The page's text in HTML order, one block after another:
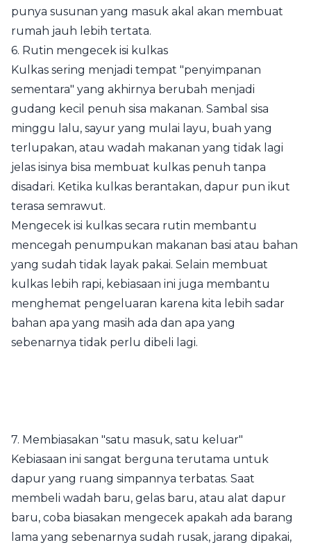
punya susunan yang masuk akal akan membuat
rumah jauh lebih tertata.
6. Rutin mengecek isi kulkas
Kulkas sering menjadi tempat "penyimpanan
sementara" yang akhirnya berubah menjadi
gudang kecil penuh sisa makanan. Sambal sisa
minggu lalu, sayur yang mulai layu, buah yang
terlupakan, atau wadah makanan yang tidak lagi
jelas isinya bisa membuat kulkas penuh tanpa
disadari. Ketika kulkas berantakan, dapur pun ikut
terasa semrawut.
Mengecek isi kulkas secara rutin membantu
mencegah penumpukan makanan basi atau bahan
yang sudah tidak layak pakai. Selain membuat
kulkas lebih rapi, kebiasaan ini juga membantu
menghemat pengeluaran karena kita lebih sadar
bahan apa yang masih ada dan apa yang
sebenarnya tidak perlu dibeli lagi.
7. Membiasakan "satu masuk, satu keluar"
Kebiasaan ini sangat berguna terutama untuk
dapur yang ruang simpannya terbatas. Saat
membeli wadah baru, gelas baru, atau alat dapur
baru, coba biasakan mengecek apakah ada barang
lama yang sebenarnya sudah rusak, jarang dipakai,